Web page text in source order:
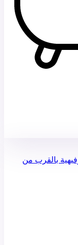
بالقرب من